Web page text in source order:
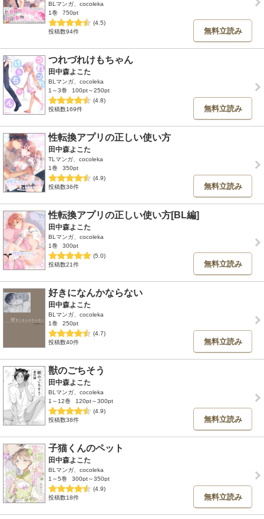
BLマンガ、cocoleka
1巻
750pt
(4.5)
投稿数94件
無料立読み
つれづれけもちゃん
田中森よこた
BLマンガ、cocoleka
1～3巻
100pt～250pt
(4.8)
投稿数169件
無料立読み
性転換アプリの正しい使い方
田中森よこた
TLマンガ、cocoleka
1巻
350pt
(4.9)
投稿数36件
無料立読み
性転換アプリの正しい使い方[BL編]
田中森よこた
BLマンガ、cocoleka
1巻
300pt
(5.0)
投稿数21件
無料立読み
好きになんかならない
田中森よこた
BLマンガ、cocoleka
1巻
250pt
(4.7)
投稿数40件
無料立読み
獣のごちそう
田中森よこた
BLマンガ、cocoleka
1～12巻
120pt～300pt
(4.9)
投稿数38件
無料立読み
子猫くんのペット
田中森よこた
BLマンガ、cocoleka
1～5巻
300pt～350pt
(4.9)
投稿数18件
無料立読み